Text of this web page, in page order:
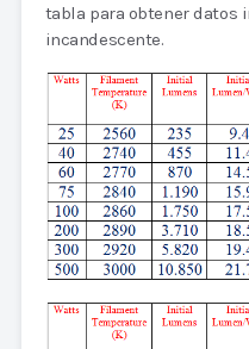
tabla para obtener datos
incandescente.